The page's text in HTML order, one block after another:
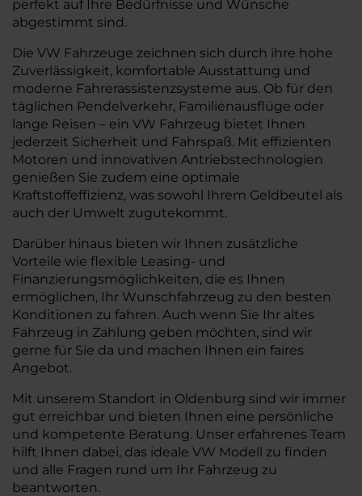
perfekt auf Ihre Bedürfnisse und Wünsche
abgestimmt sind.
Die VW Fahrzeuge zeichnen sich durch ihre hohe
Zuverlässigkeit, komfortable Ausstattung und
moderne Fahrerassistenzsysteme aus. Ob für den
täglichen Pendelverkehr, Familienausflüge oder
lange Reisen – ein VW Fahrzeug bietet Ihnen
jederzeit Sicherheit und Fahrspaß. Mit effizienten
Motoren und innovativen Antriebstechnologien
genießen Sie zudem eine optimale
Kraftstoffeffizienz, was sowohl Ihrem Geldbeutel als
auch der Umwelt zugutekommt.
Darüber hinaus bieten wir Ihnen zusätzliche
Vorteile wie flexible Leasing- und
Finanzierungsmöglichkeiten, die es Ihnen
ermöglichen, Ihr Wunschfahrzeug zu den besten
Konditionen zu fahren. Auch wenn Sie Ihr altes
Fahrzeug in Zahlung geben möchten, sind wir
gerne für Sie da und machen Ihnen ein faires
Angebot.
Mit unserem Standort in Oldenburg sind wir immer
gut erreichbar und bieten Ihnen eine persönliche
und kompetente Beratung. Unser erfahrenes Team
hilft Ihnen dabei, das ideale VW Modell zu finden
und alle Fragen rund um Ihr Fahrzeug zu
beantworten.